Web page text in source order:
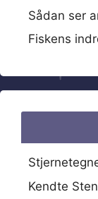
Sådan ser
Fiskens
Kendte